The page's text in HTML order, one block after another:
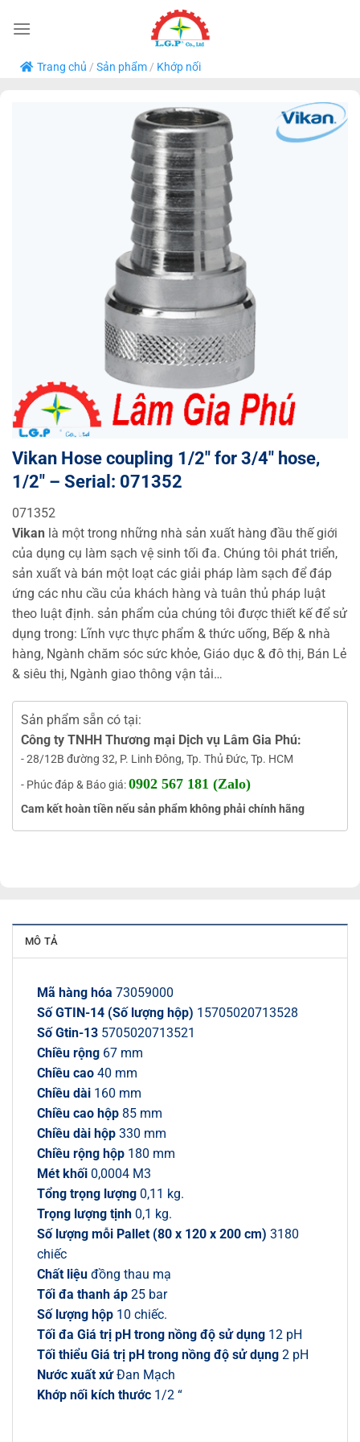
qua
dung
Trang chủ / Sản phẩm/ Khớp nối
Vikan Hose coupling 1/2″ for 3/4″ hose,
1/2″ – Serial: 071352
071352
Vikan là một trong những nhà sản xuất hàng đầu thế giới
của dụng cụ làm sạch vệ sinh tối đa. Chúng tôi phát triển,
sản xuất và bán một loạt các giải pháp làm sạch để đáp
ứng các nhu cầu của khách hàng và tuân thủ pháp luật
theo luật định. sản phẩm của chúng tôi được thiết kế để sử
dụng trong: Lĩnh vực thực phẩm & thức uống, Bếp & nhà
hàng, Ngành chăm sóc sức khỏe, Giáo dục & đô thị, Bán Lẻ
& siêu thị, Ngành giao thông vận tải…
Sản phẩm sẵn có tại:
Công ty TNHH Thương mại Dịch vụ Lâm Gia Phú:
- 28/12B đường 32, P. Linh Đông, Tp. Thủ Đức, Tp. HCM
- Phúc đáp & Báo giá:0902 567 181 (Zalo)
Cam kết hoàn tiền nếu sản phẩm không phải chính hãng
MÔ TẢ
Mã hàng hóa 73059000
Số GTIN-14 (Số lượng hộp) 15705020713528
Số Gtin-13 5705020713521
Chiều rộng 67 mm
Chiều cao 40 mm
Chiều dài 160 mm
Chiều cao hộp 85 mm
Chiều dài hộp 330 mm
Chiều rộng hộp 180 mm
Mét khối 0,0004 M3
Tổng trọng lượng 0,11 kg.
Trọng lượng tịnh 0,1 kg.
Số lượng mỗi Pallet (80 x 120 x 200 cm) 3180
chiếc
Chất liệu đồng thau mạ
Tối đa thanh áp 25 bar
Số lượng hộp 10 chiếc.
Tối đa Giá trị pH trong nồng độ sử dụng 12 pH
Tối thiểu Giá trị pH trong nồng độ sử dụng 2 pH
Nước xuất xứĐan Mạch
Khớp nối kích thước 1/2 “